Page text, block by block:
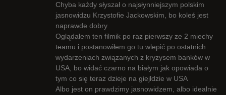
Chyba każdy słyszał o najsłynniejszym polskim
jasnowidzu Krzystofie Jackowskim, bo koleś jest
naprawde dobry
Oglądałem ten filmik po raz pierwszy ze 2 miechy
teamu i postanowiłem go tu wlepić po ostatnich
wydarzeniach związanych z kryzysem banków w
USA, bo widać czarno na białym jak opowiada o
tym co się teraz dzieje na giejłdzie w USA
Albo jest on prawdzimy jasnowidzem, albo idealnie